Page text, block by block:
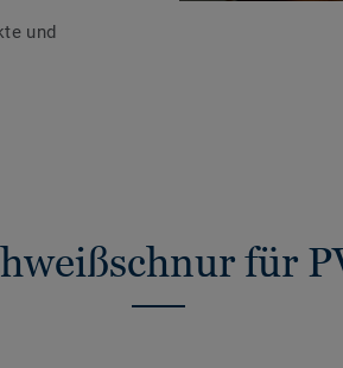
und
für